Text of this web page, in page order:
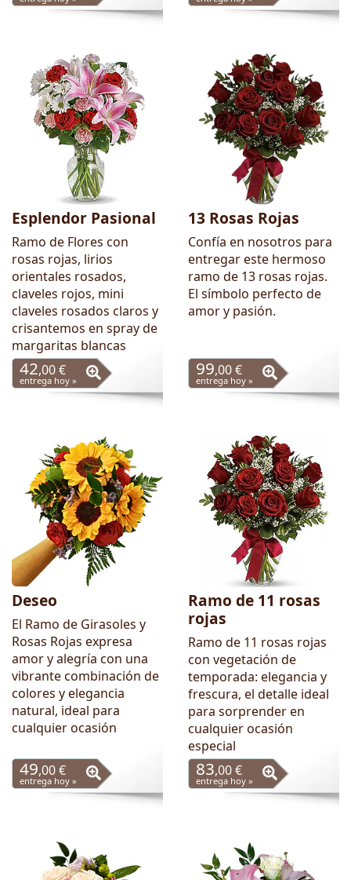
Esplendor Pasional
Ramo de Flores con
rosas rojas, lirios
orientales rosados,
claveles rojos, mini
claveles rosados claros y
crisantemos en spray de
margaritas blancas
42,00 €
entrega hoy »
13 Rosas Rojas
Confía en nosotros para
entregar este hermoso
ramo de 13 rosas rojas.
El símbolo perfecto de
amor y pasión.
99,00 €
entrega hoy »
Deseo
El Ramo de Girasoles y
Rosas Rojas expresa
amor y alegría con una
vibrante combinación de
colores y elegancia
natural, ideal para
cualquier ocasión
49,00 €
entrega hoy »
Ramo de 11 rosas
rojas
Ramo de 11 rosas rojas
con vegetación de
temporada: elegancia y
frescura, el detalle ideal
para sorprender en
cualquier ocasión
especial
83,00 €
entrega hoy »